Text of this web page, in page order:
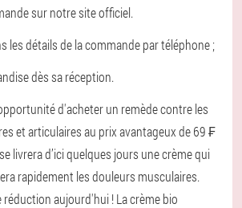
sur notre site officiel.
les détails de la commande par téléphone ;
dès sa réception.
d'acheter un remède contre les
et articulaires au prix avantageux de 69 ₣
livrera d’ici quelques jours une crème qui
rapidement les douleurs musculaires.
réduction aujourd'hui ! La crème bio